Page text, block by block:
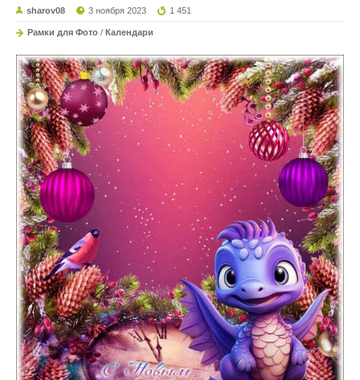
sharov08 3 ноября 2023 1 451
Рамки для Фото / Календари